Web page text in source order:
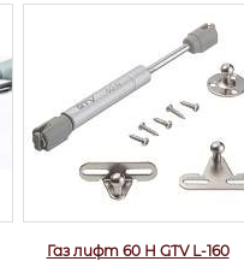
Газ лифт 60 Н GTV L-160